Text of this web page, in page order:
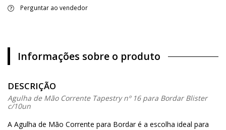
Perguntar ao vendedor
Informações sobre o produto
DESCRIÇÃO
Agulha de Mão Corrente Tapestry nº 16 para Bordar Blister
c/10un
A Agulha de Mão Corrente para Bordar é a escolha ideal para